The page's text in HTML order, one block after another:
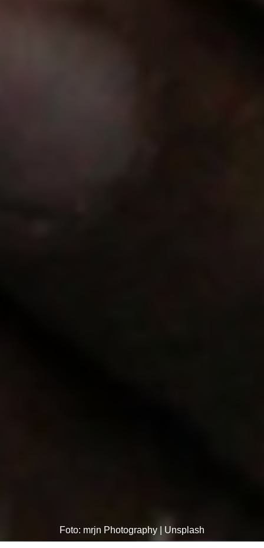
Foto: mrjn Photography | Unsplash